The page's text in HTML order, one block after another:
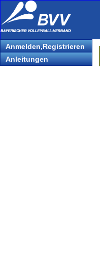
Anmelden,Registrieren
Anleitungen